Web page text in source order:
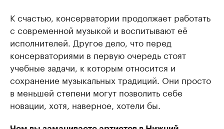
К счастью, консерватории продолжает работать
с современной музыкой и воспитывают её
исполнителей. Другое дело, что перед
консерваториями в первую очередь стоят
учебные задачи, к которым относится и
сохранение музыкальных традиций. Они просто
в меньшей степени могут позволить себе
новации, хотя, наверное, хотели бы.